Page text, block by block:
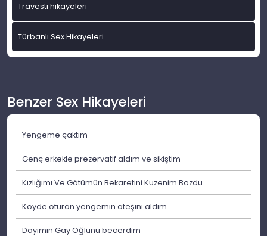
Travesti hikayeleri
Türbanlı Sex Hikayeleri
Benzer Sex Hikayeleri
Yengeme çaktım
Genç erkekle prezervatif aldım ve sikiştim
Kızlığımı Ve Götümün Bekaretini Kuzenim Bozdu
Köyde oturan yengemin ateşini aldım
Dayımın Gay Oğlunu becerdim